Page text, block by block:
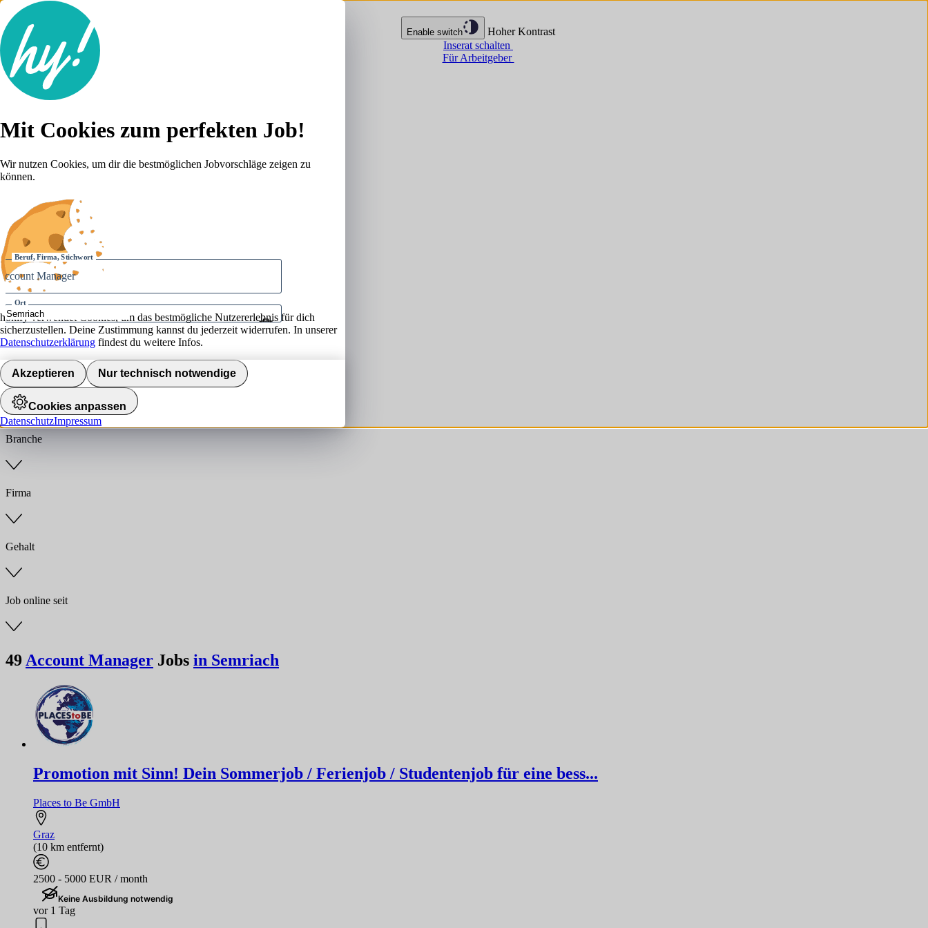
Enable switch
Hoher Kontrast
Inserat schalten
Für Arbeitgeber
Lebenslauf
Karriere-Tipps
Anmelden
Beruf, Firma, Stichwort
Ort
Umkreis
Jobs finden
Anstellungsart
Branche
Firma
Gehalt
Job online seit
49 Account Manager Jobs in Semriach
Promotion mit Sinn! Dein Sommerjob / Ferienjob / Studentenjob für eine bess...
Places to Be GmbH
Graz
(10 km entfernt)
2500 - 5000 EUR / month
Keine Ausbildung notwendig
vor 1 Tag
Mit Cookies zum perfekten Job!
Wir nutzen Cookies, um dir die bestmöglichen Jobvorschläge zeigen zu
können.
hokify verwendet Cookies, um das bestmögliche Nutzererlebnis für dich
sicherzustellen. Deine Zustimmung kannst du jederzeit widerrufen. In unserer
Datenschutzerklärung findest du weitere Infos.
Akzeptieren Nur technisch notwendige
Cookies anpassen
DatenschutzImpressum